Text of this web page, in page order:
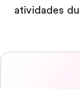
atividades